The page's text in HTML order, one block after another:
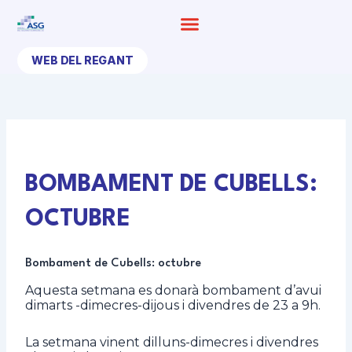
WEB DEL REGANT
BOMBAMENT DE CUBELLS:
OCTUBRE
Bombament de Cubells: octubre
Aquesta setmana es donarà bombament d’avui
dimarts -dimecres-dijous i divendres de 23 a 9h.
La setmana vinent dilluns-dimecres i divendres